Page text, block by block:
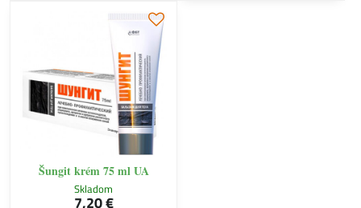
Šungit krém 75 ml UA
Skladom
7,20 €